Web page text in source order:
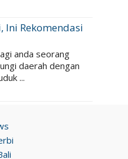
Ini Rekomendasi
anda seorang
daerah dengan
...